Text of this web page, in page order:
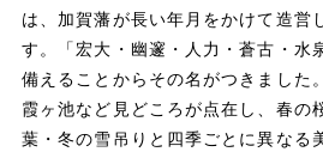
は、加賀藩が長い年月をかけて造営
す。「宏大・幽邃・人力・蒼古・水
備えることからその名がつきました
霞ヶ池など見どころが点在し、春の
葉・冬の雪吊りと四季ごとに異なる